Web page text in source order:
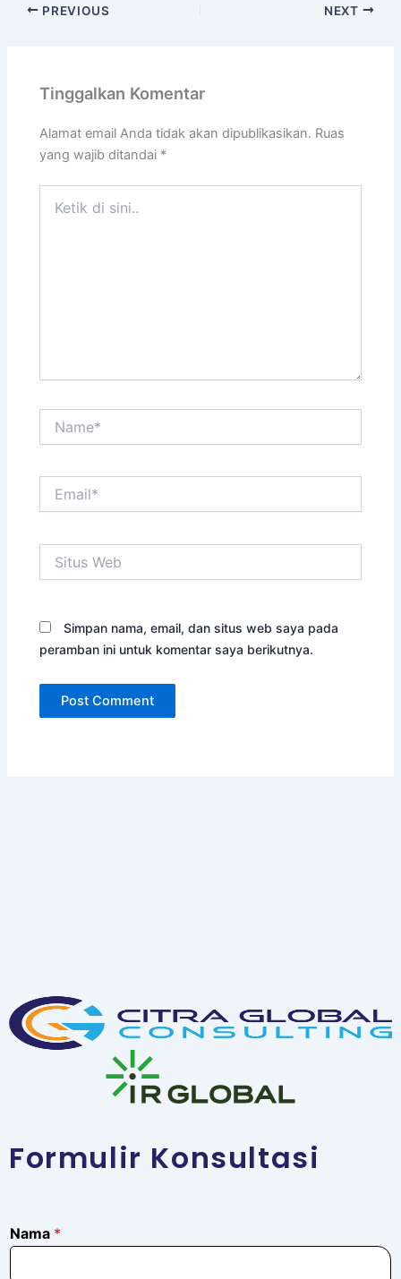
PREVIOUS NEXT
Tinggalkan Komentar
Alamat email Anda tidak akan dipublikasikan. Ruas
yang wajib ditandai *
Web
Simpan nama, email, dan situs web saya pada
peramban ini untuk komentar saya berikutnya.
Formulir Konsultasi
*
E
Nama *